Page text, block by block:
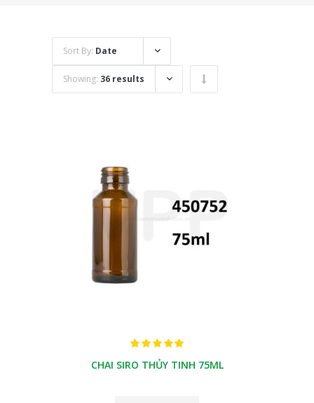
Sort By: Date
Showing: 36 results
CHAI SIRO THỦY TINH 75ML